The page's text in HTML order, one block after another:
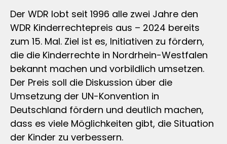
Der WDR lobt seit 1996 alle zwei Jahre den
WDR Kinderrechtepreis aus – 2024 bereits
zum 15. Mal. Ziel ist es, Initiativen zu fördern,
die die Kinderrechte in Nordrhein-Westfalen
bekannt machen und vorbildlich umsetzen.
Der Preis soll die Diskussion über die
Umsetzung der UN-Konvention in
Deutschland fördern und deutlich machen,
dass es viele Möglichkeiten gibt, die Situation
der Kinder zu verbessern.